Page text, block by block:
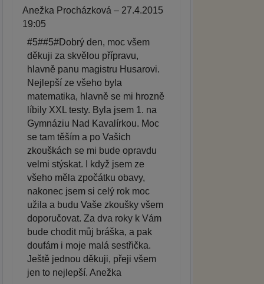
Anežka Procházková – 27.4.2015
19:05
#5##5#Dobrý den, moc všem
děkuji za skvělou přípravu,
hlavně panu magistru Husarovi.
Nejlepší ze všeho byla
matematika, hlavně se mi hrozně
líbily XXL testy. Byla jsem 1. na
Gymnáziu Nad Kavalírkou. Moc
se tam těším a po Vašich
zkouškách se mi bude opravdu
velmi stýskat. I když jsem ze
všeho měla zpočátku obavy,
nakonec jsem si celý rok moc
užila a budu Vaše zkoušky všem
doporučovat. Za dva roky k Vám
bude chodit můj bráška, a pak
doufám i moje malá sestřička.
Ještě jednou děkuji, přeji všem
jen to nejlepší. Anežka